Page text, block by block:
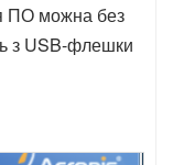
ПО можна без
з USB-флешки